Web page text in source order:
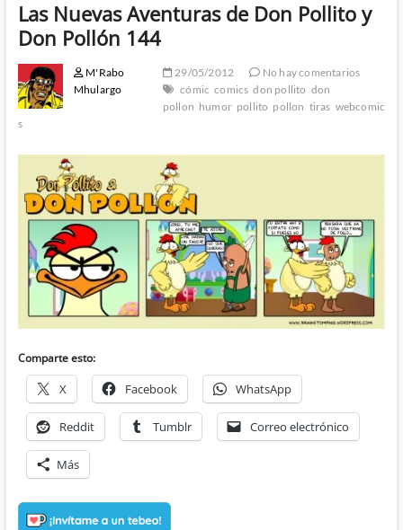
Las Nuevas Aventuras de Don Pollito y
Don Pollón 144
M'Rabo
Mhulargo
29/05/2012
No hay comentarios
cómic comics don pollito don
pollon humor pollito pollon tiras webcomic
s
Comparte esto:
X Facebook WhatsApp
Reddit Tumblr Correo electrónico
Más